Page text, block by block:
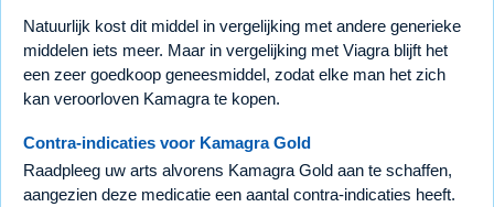
Natuurlijk kost dit middel in vergelijking met andere generieke
middelen iets meer. Maar in vergelijking met Viagra blijft het
een zeer goedkoop geneesmiddel, zodat elke man het zich
kan veroorloven Kamagra te kopen.
Contra-indicaties voor Kamagra Gold
Raadpleeg uw arts alvorens Kamagra Gold aan te schaffen,
aangezien deze medicatie een aantal contra-indicaties heeft.